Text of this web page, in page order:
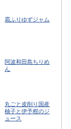
霜ふりゆずジャム
阿波和田島ちりめ
ん
丸ごと皮削り国産
柚子と伊予柑のジ
ュース